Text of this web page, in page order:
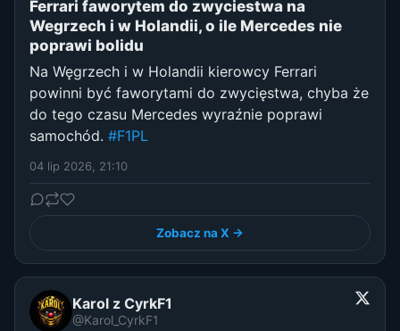
Ferrari faworytem do zwyciestwa na
Wegrzech i w Holandii, o ile Mercedes nie
poprawi bolidu
Na Węgrzech i w Holandii kierowcy Ferrari
powinni być faworytami do zwycięstwa, chyba że
do tego czasu Mercedes wyraźnie poprawi
samochód. #F1PL
04 lip 2026, 21:10
Zobacz na X →
Karol z CyrkF1
@Karol_CyrkF1